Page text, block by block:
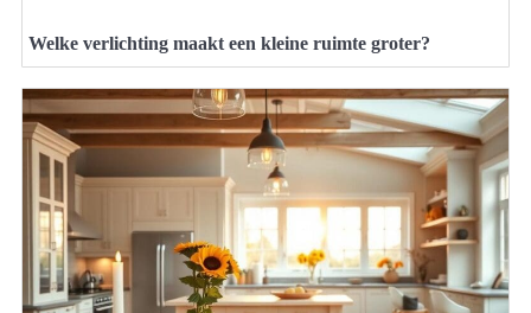
Welke verlichting maakt een kleine ruimte groter?